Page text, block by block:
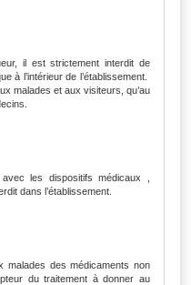
il est strictement interdit de
à l’intérieur de l’établissement.
malades et aux visiteurs, qu’au
les dispositifs médicaux ,
dans l’établissement.
malades des médicaments non
du traitement à donner au